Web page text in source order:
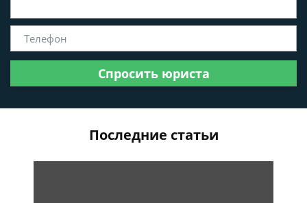
Спросить юриста
Последние статьи